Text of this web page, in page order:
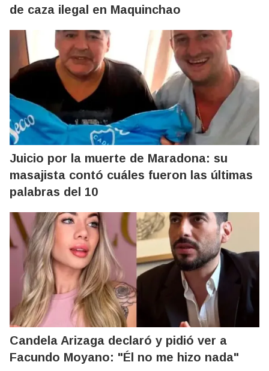
de caza ilegal en Maquinchao
Juicio por la muerte de Maradona: su
masajista contó cuáles fueron las últimas
palabras del 10
Candela Arizaga declaró y pidió ver a
Facundo Moyano: "Él no me hizo nada"